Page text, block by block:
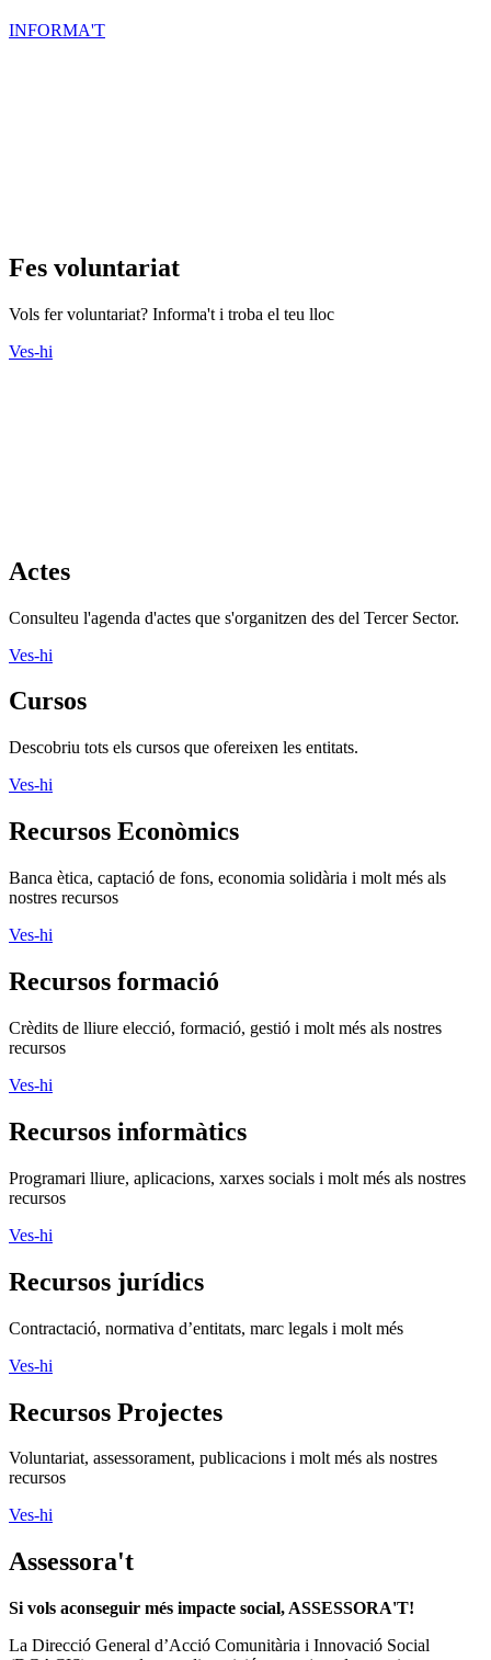
INFORMA'T
Fes voluntariat
Vols fer voluntariat? Informa't i troba el teu lloc
Ves-hi
Actes
Consulteu l'agenda d'actes que s'organitzen des del Tercer Sector.
Ves-hi
Cursos
Descobriu tots els cursos que ofereixen les entitats.
Ves-hi
Recursos Econòmics
Banca ètica, captació de fons, economia solidària i molt més als
nostres recursos
Ves-hi
Recursos formació
Crèdits de lliure elecció, formació, gestió i molt més als nostres
recursos
Ves-hi
Recursos informàtics
Programari lliure, aplicacions, xarxes socials i molt més als nostres
recursos
Ves-hi
Recursos jurídics
Contractació, normativa d’entitats, marc legals i molt més
Ves-hi
Recursos Projectes
Voluntariat, assessorament, publicacions i molt més als nostres
recursos
Ves-hi
Assessora't
Si vols aconseguir més impacte social, ASSESSORA'T!
La Direcció General d’Acció Comunitària i Innovació Social